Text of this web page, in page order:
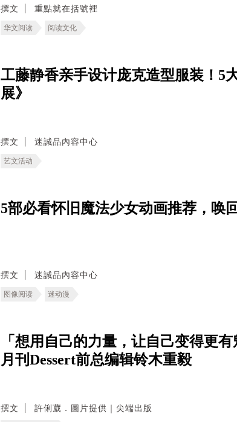
撰文 重點就在括號裡
华文阅读 阅读文化
工藤静香亲手设计庞克造型服装！5
展》
撰文 迷誠品內容中心
艺文活动
5部必看怀旧魔法少女动画推荐，唤
撰文 迷誠品內容中心
图像阅读 迷动漫
「想用自己的力量，让自己变得更
月刊Dessert前总编辑铃木重毅
撰文 許俐葳．圖片提供｜尖端出版